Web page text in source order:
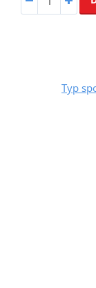
Typ